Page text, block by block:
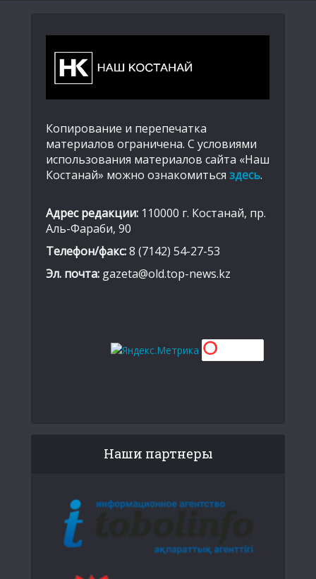
Копирование и перепечатка
материалов ограничена. С условиями
использования материалов сайта «Наш
Костанай» можно ознакомиться здесь.
Адрес редакции: 110000 г. Костанай, пр.
Аль-Фараби, 90
Телефон/факс:8 (7142) 54-27-53
Эл. почта: gazeta@old.top-news.kz
Наши партнеры